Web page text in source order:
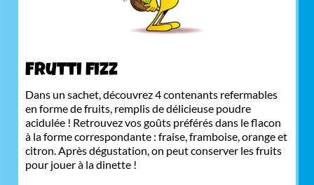
Frutti fizz
Dans un sachet, découvrez 4 contenants refermables
en forme de fruits, remplis de délicieuse poudre
acidulée ! Retrouvez vos goûts préférés dans le flacon
à la forme correspondante : fraise, framboise, orange et
citron. Après dégustation, on peut conserver les fruits
pour jouer à la dinette !